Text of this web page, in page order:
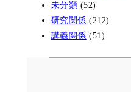
未分類 (52)
研究関係 (212)
講義関係 (51)